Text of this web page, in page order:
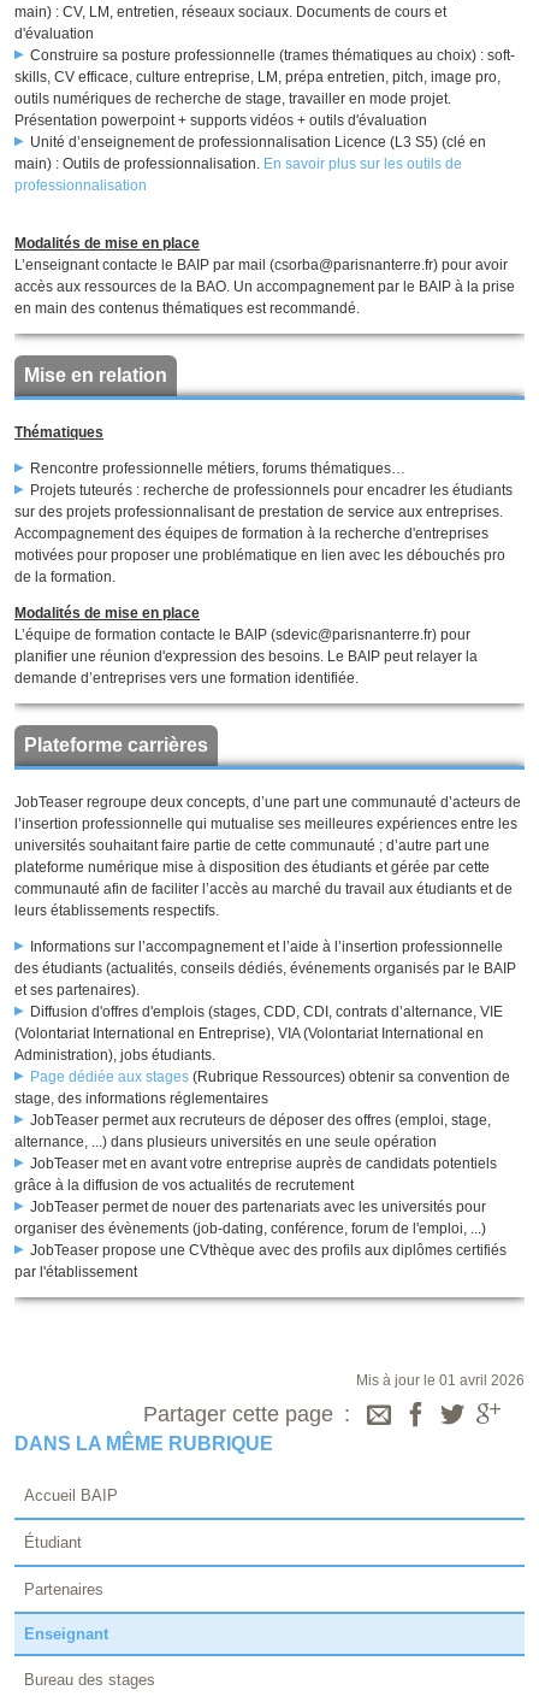
main) : CV, LM, entretien, réseaux sociaux. Documents de cours et
d'évaluation
Construire sa posture professionnelle (trames thématiques au choix) : soft-
skills, CV efficace, culture entreprise, LM, prépa entretien, pitch, image pro,
outils numériques de recherche de stage, travailler en mode projet.
Présentation powerpoint + supports vidéos + outils d'évaluation
Unité d’enseignement de professionnalisation Licence (L3 S5) (clé en
main) : Outils de professionnalisation. En savoir plus sur les outils de
professionnalisation
Modalités de mise en place
L’enseignant contacte le BAIP par mail (csorba@parisnanterre.fr) pour avoir
accès aux ressources de la BAO. Un accompagnement par le BAIP à la prise
en main des contenus thématiques est recommandé.
Mise en relation
Thématiques
Rencontre professionnelle métiers, forums thématiques…
Projets tuteurés : recherche de professionnels pour encadrer les étudiants
sur des projets professionnalisant de prestation de service aux entreprises.
Accompagnement des équipes de formation à la recherche d'entreprises
motivées pour proposer une problématique en lien avec les débouchés pro
de la formation.
Modalités de mise en place
L’équipe de formation contacte le BAIP (sdevic@parisnanterre.fr) pour
planifier une réunion d'expression des besoins. Le BAIP peut relayer la
demande d’entreprises vers une formation identifiée.
Plateforme carrières
JobTeaser regroupe deux concepts, d’une part une communauté d’acteurs de
l’insertion professionnelle qui mutualise ses meilleures expériences entre les
universités souhaitant faire partie de cette communauté ; d’autre part une
plateforme numérique mise à disposition des étudiants et gérée par cette
communauté afin de faciliter l’accès au marché du travail aux étudiants et de
leurs établissements respectifs.
Informations sur l’accompagnement et l’aide à l’insertion professionnelle
des étudiants (actualités, conseils dédiés, événements organisés par le BAIP
et ses partenaires).
Diffusion d'offres d'emplois (stages, CDD, CDI, contrats d’alternance, VIE
(Volontariat International en Entreprise), VIA (Volontariat International en
Administration), jobs étudiants.
Page dédiée aux stages(Rubrique Ressources) obtenir sa convention de
stage, des informations réglementaires
JobTeaser permet aux recruteurs de déposer des offres (emploi, stage,
alternance, ...) dans plusieurs universités en une seule opération
JobTeaser met en avant votre entreprise auprès de candidats potentiels
grâce à la diffusion de vos actualités de recrutement
JobTeaser permet de nouer des partenariats avec les universités pour
organiser des évènements (job-dating, conférence, forum de l'emploi, ...)
JobTeaser propose une CVthèque avec des profils aux diplômes certifiés
par l'établissement
Mis à jour le 01 avril 2026
Partager cette page
DANS LA MÊME RUBRIQUE
Accueil BAIP
Étudiant
Partenaires
Enseignant
Bureau des stages